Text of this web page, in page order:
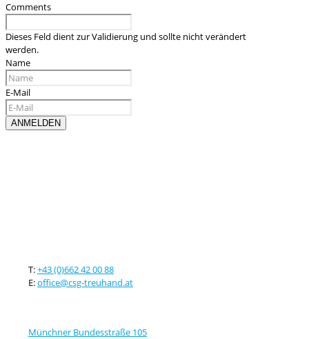
Comments
Dieses Feld dient zur Validierung und sollte nicht verändert
werden.
Name
E-Mail
T:+43 (0)662 42 00 88
E:office@csg-treuhand.at
Münchner Bundesstraße 105